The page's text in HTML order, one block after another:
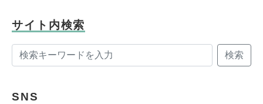
サイト内検索
検索
SNS